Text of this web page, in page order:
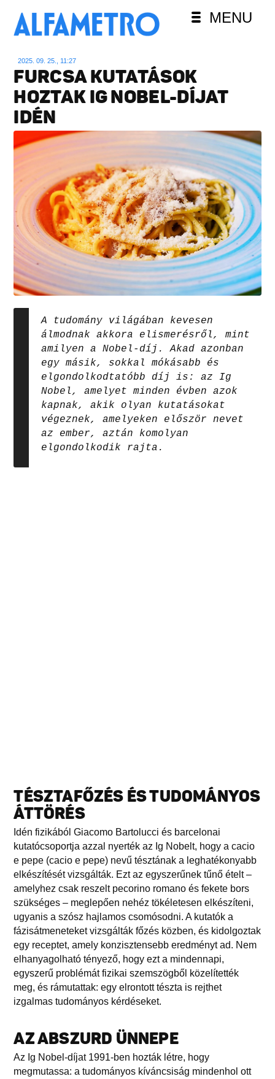
MENU
2025. 09. 25., 11:27
FURCSA KUTATÁSOK
HOZTAK IG NOBEL-DÍJAT
IDÉN
A tudomány világában kevesen
álmodnak akkora elismerésről, mint
amilyen a Nobel-díj. Akad azonban
egy másik, sokkal mókásabb és
elgondolkodtatóbb díj is: az Ig
Nobel, amelyet minden évben azok
kapnak, akik olyan kutatásokat
végeznek, amelyeken először nevet
az ember, aztán komolyan
elgondolkodik rajta.
TÉSZTAFŐZÉS ÉS TUDOMÁNYOS
ÁTTÖRÉS
Idén fizikából Giacomo Bartolucci és barcelonai
kutatócsoportja azzal nyerték az Ig Nobelt, hogy a cacio
e pepe (cacio e pepe) nevű tésztának a leghatékonyabb
elkészítését vizsgálták. Ezt az egyszerűnek tűnő ételt –
amelyhez csak reszelt pecorino romano és fekete bors
szükséges – meglepően nehéz tökéletesen elkészíteni,
ugyanis a szósz hajlamos csomósodni. A kutatók a
fázisátmeneteket vizsgálták főzés közben, és kidolgoztak
egy receptet, amely konzisztensebb eredményt ad. Nem
elhanyagolható tényező, hogy ezt a mindennapi,
egyszerű problémát fizikai szemszögből közelítették
meg, és rámutattak: egy elrontott tészta is rejthet
izgalmas tudományos kérdéseket.
AZ ABSZURD ÜNNEPE
Az Ig Nobel-díjat 1991-ben hozták létre, hogy
megmutassa: a tudományos kíváncsiság mindenhol ott